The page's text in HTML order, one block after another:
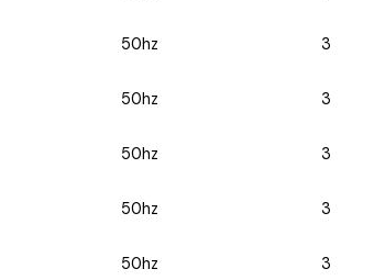
50hz 3
50hz 3
50hz 3
50hz 3
50hz 3